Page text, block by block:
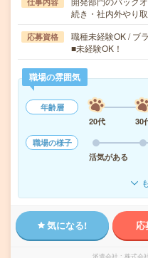
続き・社内外やり
応募資格
職種未経験OK / ブ
■未経験OK！
職場の雰囲気
年齢層
20代
30
職場の様子
活気がある
気になる! 応